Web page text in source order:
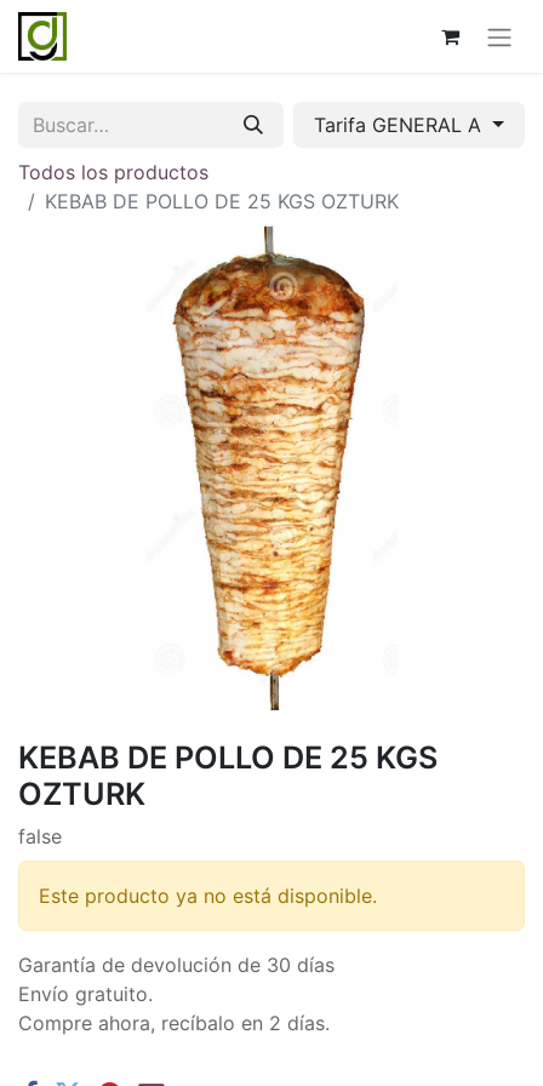
Tarifa GENERAL A
Todos los productos
KEBAB DE POLLO DE 25 KGS OZTURK
KEBAB DE POLLO DE 25 KGS
OZTURK
false
Este producto ya no está disponible.
Garantía de devolución de 30 días
Envío gratuito.
Compre ahora, recíbalo en 2 días.